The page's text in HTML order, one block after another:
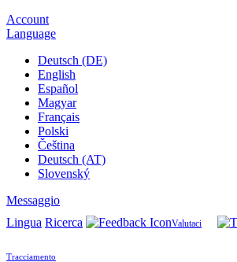
Account
Language
Deutsch (DE)
English
Español
Magyar
Français
Polski
Čeština
Deutsch (AT)
Slovenský
Messaggio
Lingua Ricerca Valutaci
Tracciamento